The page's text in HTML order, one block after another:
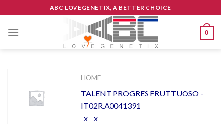
to
content
ABC LOVEGENETIX, A BETTER CHOICE
0
HOME
TALENT PROGRES FRUTTUOSO -
IT02R.A0041391
x x